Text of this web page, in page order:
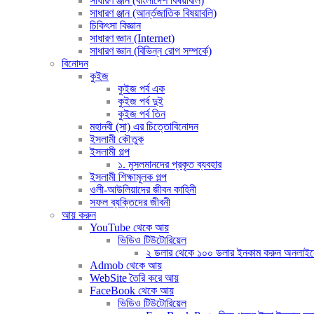
সাধারণ ঞ্জান (আর্ন্তজাতিক বিষয়াবলি)
চিকিৎসা বিজ্ঞান
সাধারণ জ্ঞান (Internet)
সাধারণ জ্ঞান (বিভিন্ন রোগ সম্পর্কে)
বিনোদন
কুইজ
কুইজ পর্ব এক
কুইজ পর্ব দুই
কুইজ পর্ব তিন
মহানবী (সা) এর চিত্তোবিনোদন
ইসলামী কৌতুক
ইসলামী গল্প
১. মুসলমানদের প্রকৃত ব্যবহার
ইসলামী শিক্ষামূলক গল্প
ওলী-আউলিয়াদের জীবন কাহিনী
সফল ব্যক্তিদের জীবনী
আয় করুন
YouTube থেকে আয়
ভিডিও টিউটোরিয়েল
২ ডলার থেকে ১০০ ডলার ইনকাম করুন
Admob থেকে আয়
WebSite তৈরি করে আয়
FaceBook থেকে আয়
ভিডিও টিউটোরিয়েল